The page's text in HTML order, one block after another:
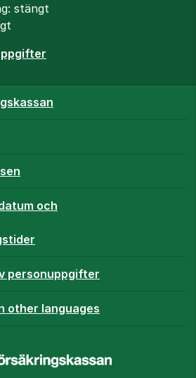
stängt
och
personuppgifter
other languages
Startsidan